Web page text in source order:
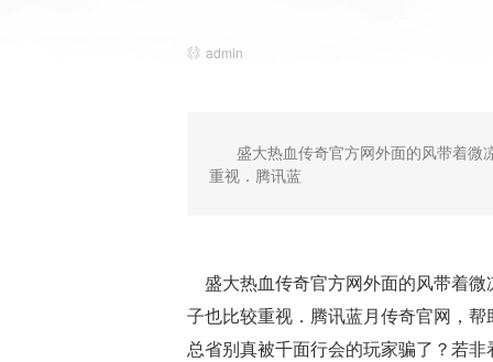
admin
盛大热血传奇官方网外面的风带着微
重视．腾讯蓝
盛大热血传奇官方网外面的风带着
子也比较重视．腾讯蓝月传奇官网，
总省别真被千面行会的玩家骗了？若